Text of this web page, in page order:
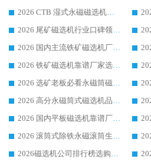
2026 CTB 湿式永磁磁选机选购指南|行业口碑良好品牌推荐，领域强者华体会手机网页版-华体会(中国)
2026 尾矿磁选机行业口碑领域强者，源头直供国内主流厂家华体会手机网页版-华体会(中国) 一站式服务
2026 国内主流铁矿磁选机厂家选购指南|行业口碑好品牌推荐，领域强者华体会手机网页版-华体会(中国)
2026 铁矿磁选机靠谱厂家选购指南，领域强者华体会手机网页版-华体会(中国) 铁矿磁选机性价比高
2026 选矿老板必看永磁筒磁选机推荐 行业头部品牌口碑设备选购全攻略
2026 高分永磁筒式磁选机品牌推荐 选矿设备强者对比测评采购避坑全攻略
2026 国内平板磁选机靠谱厂家排名 行业实测口碑设备按需选购全指南
2026 滚筒式除铁永磁滚筒生产厂家推荐排名|行业口碑选购指南，领域强者源头厂商精选
2026磁选机公司排行榜选购指南|正规源头厂家推荐，领域强者高性价比靠谱信赖品牌